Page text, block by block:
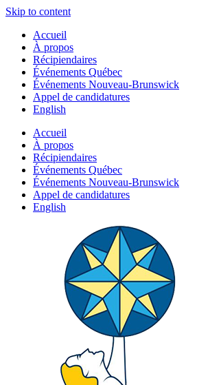
Skip to content
Accueil
À propos
Récipiendaires
Événements Québec
Événements Nouveau-Brunswick
Appel de candidatures
English
Accueil
À propos
Récipiendaires
Événements Québec
Événements Nouveau-Brunswick
Appel de candidatures
English